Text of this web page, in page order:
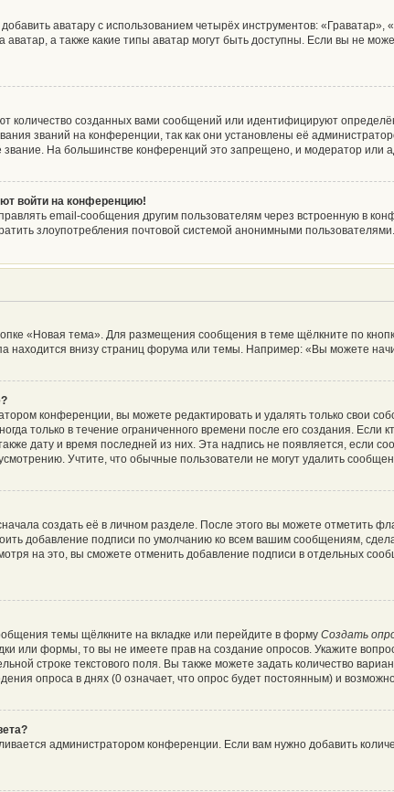
аватару с использованием четырёх инструментов:
а также какие типы аватар могут быть доступны. Если вы не
созданных вами сообщений или идентифицируют
званий на конференции, так как они установлены её
На большинстве конференций это запрещено, и модератор или
войти на конференцию!
email-сообщения другим пользователям через встроенную в
злоупотребления почтовой системой анонимными пользователями.
«Новая тема». Для размещения сообщения в теме щёлкните по
находится внизу страниц форума или темы. Например: «Вы можете
конференции, вы можете редактировать и удалять только свои
только в течение ограниченного времени после его создания.
дату и время последней из них. Эта надпись не появляется, если
Учтите, что обычные пользователи не могут удалить
создать её в личном разделе. После этого вы можете отметить
добавление подписи по умолчанию ко всем вашим сообщениям,
на это, вы сможете отменить добавление подписи в отдельных
темы щёлкните на вкладке или перейдите в форму Создать
или формы, то вы не имеете прав на создание опросов. Укажите
строке текстового поля. Вы также можете задать количество
опроса в днях (0 означает, что опрос будет постоянным) и
администратором конференции. Если вам нужно добавить